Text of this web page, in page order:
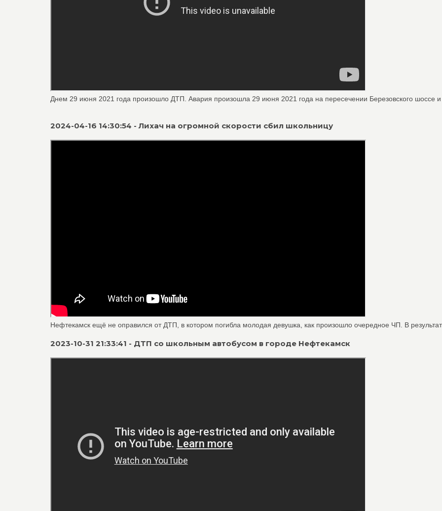
Днем 29 июня 2021 года произошло ДТП. Авария произошла 29 июня 2021 года на пересечении Березовского шоссе
2024-04-16 14:30:54 - Лихач на огромной скорости сбил школьницу
Нефтекамск ещё не оправился от ДТП, в котором погибла молодая девушка, как произошло очередное ЧП. В
2023-10-31 21:33:41 - ДТП со школьным автобусом в городе Нефтекамск